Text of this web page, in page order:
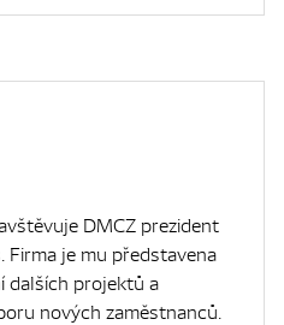
DMCZ prezident
Firma je mu představena
dalších projektů a
nových zaměstnanců.